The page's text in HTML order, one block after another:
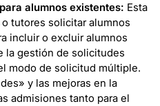
alumnos existentes: Esta
tutores solicitar alumnos
incluir o excluir alumnos
la gestión de solicitudes
modo de solicitud múltiple.
y las mejoras en la
admisiones tanto para el